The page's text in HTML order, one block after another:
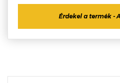
Érdekel a termék -